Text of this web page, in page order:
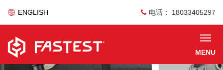
ENGLISH 电话： 18033405297
MENU